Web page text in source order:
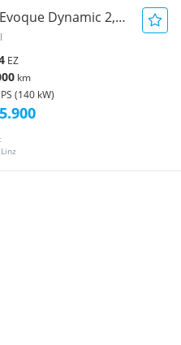
Dynamic 2,2
EZ
km
PS (140 kW)